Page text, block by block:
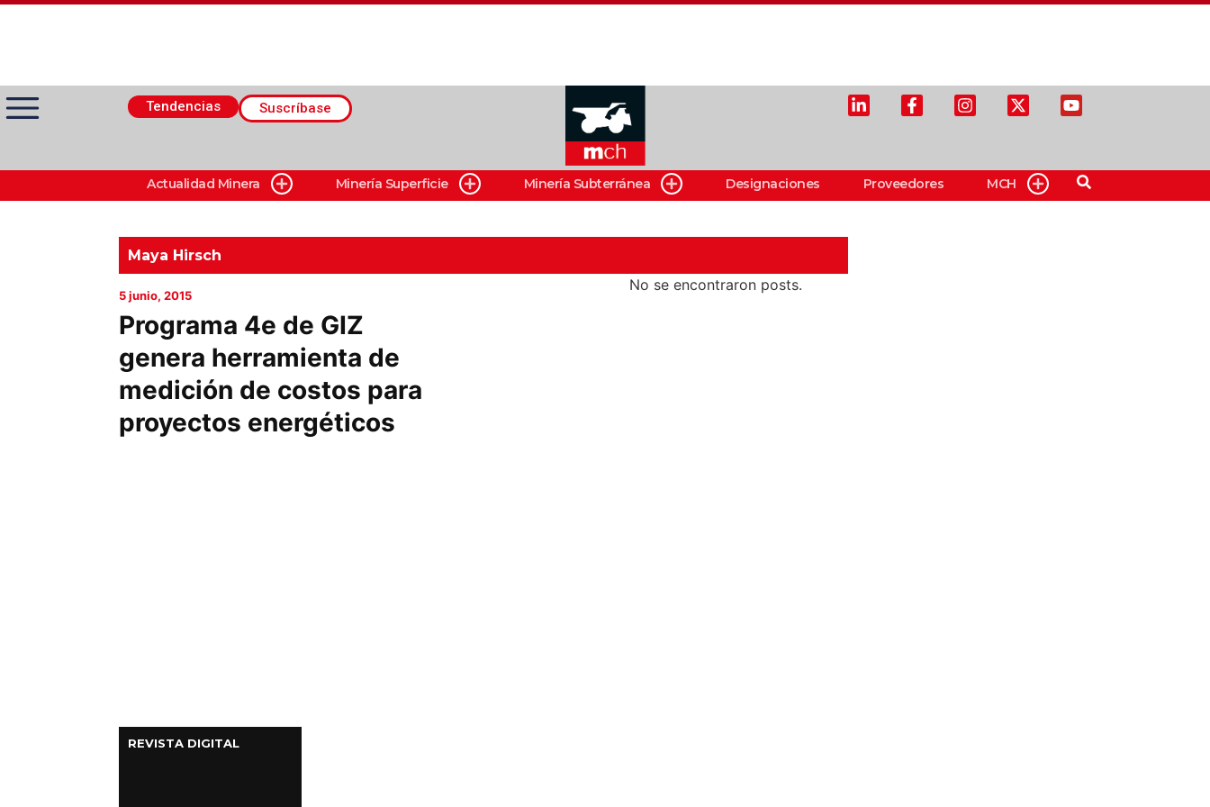
Tendencias Suscríbase
Actualidad Minera
Minería Superficie
Minerí­a Subterránea
Columnas de Opinión
Actualidad Minera Minería Superficie Minería Subterránea Designaciones Proveedores MCH
Maya Hirsch
5 junio, 2015
Programa 4e de GIZ
genera herramienta de
medición de costos para
proyectos energéticos
No se encontraron posts.
REVISTA DIGITAL